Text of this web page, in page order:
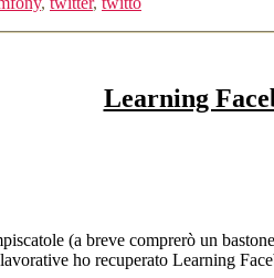
Learning
(a breve comprerò un
ho recuperato Learning